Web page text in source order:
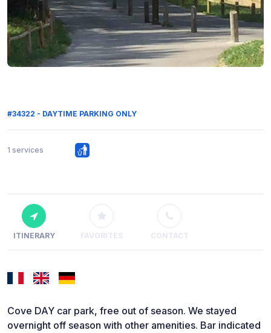
#34322 - DAYTIME PARKING ONLY
1 services
ITINERARY FAVORITES CONTACT
Cove DAY car park, free out of season. We stayed
overnight off season with other amenities. Bar indicated